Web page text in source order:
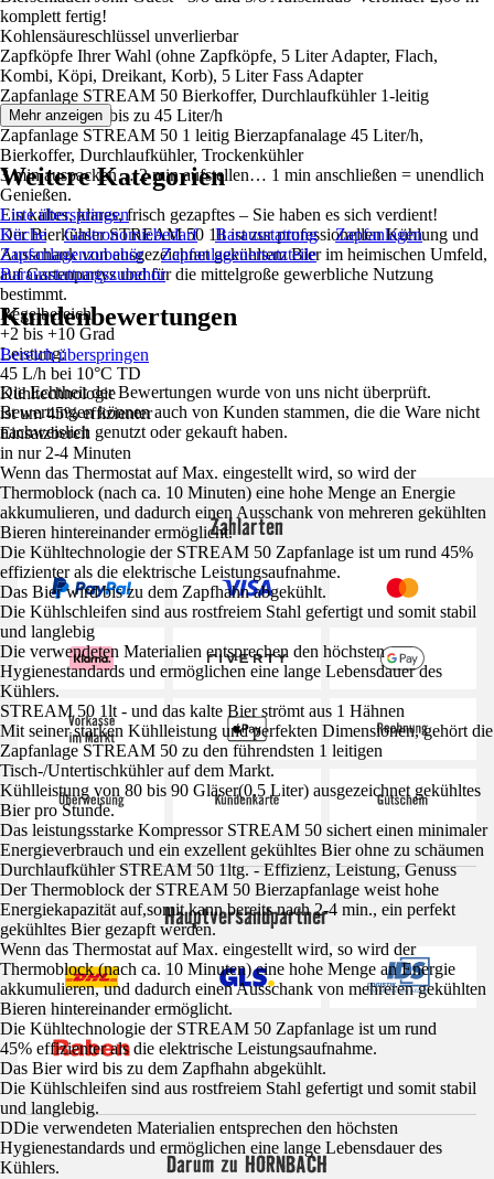
komplett fertig!
Kohlensäureschlüssel unverlierbar
Zapfköpfe Ihrer Wahl (ohne Zapfköpfe, 5 Liter Adapter, Flach,
Kombi, Köpi, Dreikant, Korb), 5 Liter Fass Adapter
Zapfanlage STREAM 50 Bierkoffer, Durchlaufkühler 1-leitig
Trockenkühler, bis zu 45 Liter/h
Zapfanlage STREAM 50 1 leitig Bierzapfanalage 45 Liter/h,
Bierkoffer, Durchlaufkühler, Trockenkühler
3 min auspacken… 2 min aufstellen… 1 min anschließen = unendlich
Genießen.
Ein kaltes, klares, frisch gezapftes – Sie haben es sich verdient!
Der Bierkühler STREAM 50 1lt ist zur professionellen Kühlung und
Ausschank von ausgezeichnet gekühltem Bier im heimischen Umfeld,
auf Gartenpartys und für die mittelgroße gewerbliche Nutzung
bestimmt.
Regelbereich
+2 bis +10 Grad
Leistung:
45 L/h bei 10°C TD
Kühltechnologie
ist um 45% effizienter
Einsatzbereit
in nur 2-4 Minuten
Wenn das Thermostat auf Max. eingestellt wird, so wird der
Thermoblock (nach ca. 10 Minuten) eine hohe Menge an Energie
akkumulieren, und dadurch einen Ausschank von mehreren gekühlten
Bieren hintereinander ermöglicht.
Die Kühltechnologie der STREAM 50 Zapfanlage ist um rund 45%
effizienter als die elektrische Leistungsaufnahme.
Das Bier wird bis zu dem Zapfhahn abgekühlt.
Die Kühlschleifen sind aus rostfreiem Stahl gefertigt und somit stabil
und langlebig
Die verwendeten Materialien entsprechen den höchsten
Hygienestandards und ermöglichen eine lange Lebensdauer des
Kühlers.
STREAM 50 1lt - und das kalte Bier strömt aus 1 Hähnen
Mit seiner starken Kühlleistung und perfekten Dimensionen, gehört die
Zapfanlage STREAM 50 zu den führendsten 1 leitigen
Tisch-/Untertischkühler auf dem Markt.
Kühlleistung von 80 bis 90 Gläser(0,5 Liter) ausgezeichnet gekühltes
Bier pro Stunde.
Das leistungsstarke Kompressor STREAM 50 sichert einen minimaler
Energieverbrauch und ein exzellent gekühltes Bier ohne zu schäumen
Durchlaufkühler STREAM 50 1ltg. - Effizienz, Leistung, Genuss
Der Thermoblock der STREAM 50 Bierzapfanlage weist hohe
Energiekapazität auf,somit kann bereits nach 2-4 min., ein perfekt
gekühltes Bier gezapft werden.
Wenn das Thermostat auf Max. eingestellt wird, so wird der
Thermoblock (nach ca. 10 Minuten) eine hohe Menge an Energie
akkumulieren, und dadurch einen Ausschank von mehreren gekühlten
Bieren hintereinander ermöglicht.
Die Kühltechnologie der STREAM 50 Zapfanlage ist um rund
45% effizienter als die elektrische Leistungsaufnahme.
Das Bier wird bis zu dem Zapfhahn abgekühlt.
Die Kühlschleifen sind aus rostfreiem Stahl gefertigt und somit stabil
und langlebig.
DDie verwendeten Materialien entsprechen den höchsten
Hygienestandards und ermöglichen eine lange Lebensdauer des
Kühlers.
Mehr anzeigen
Weitere Kategorien
Liste überspringen
Küche
Gastronomiebedarf Barausstattung
Zapfanlagen
Zapfanlagenzubehör
Zapfanlagenersatzteile
Barausstattungszubehör
Kundenbewertungen
Bereich überspringen
Die Echtheit der Bewertungen wurde von uns nicht überprüft.
Bewertungen können auch von Kunden stammen, die die Ware nicht
nachweislich genutzt oder gekauft haben.
Zahlarten
Hauptversandpartner
Darum zu HORNBACH